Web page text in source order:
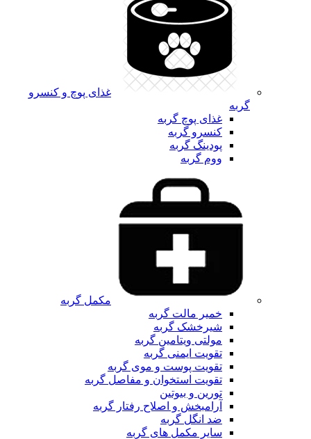
غذای پوچ و کنسرو
گربه
غذای پوچ گربه
کنسرو گربه
پودینگ گربه
ووم گربه
مکمل گربه
خمیر مالت گربه
شیرخشک گربه
مولتی ویتامین گربه
تقویت ایمنی گربه
تقویت پوست و موی گربه
تقویت استخوان و مفاصل گربه
تورین و بیوتین
آرامبخش و اصلاح رفتار گربه
ضد انگل گربه
سایر مکمل های گربه